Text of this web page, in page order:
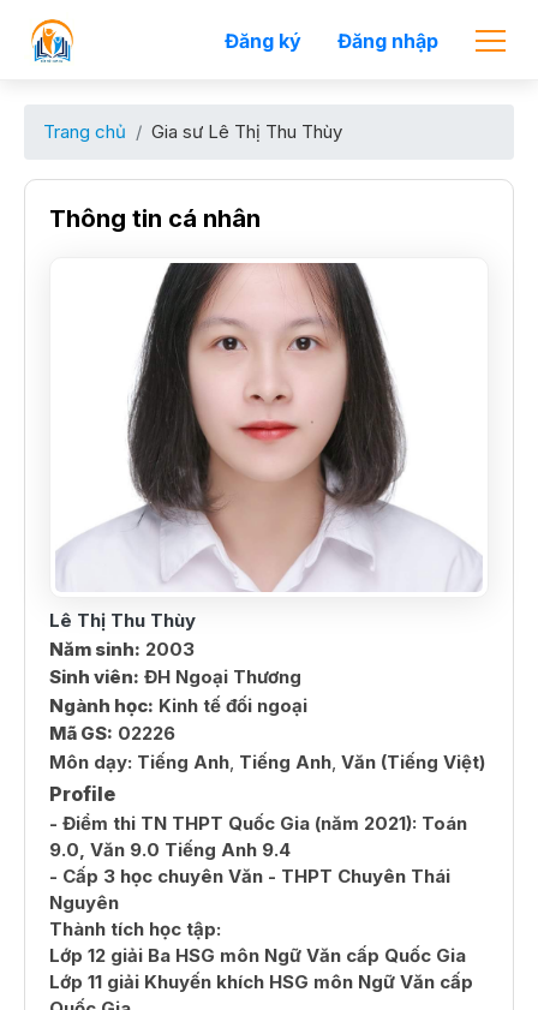
Đăng ký Đăng nhập
Trang chủ Gia sư Lê Thị Thu Thùy
Thông tin cá nhân
Lê Thị Thu Thùy
Năm sinh: 2003
Sinh viên: ĐH Ngoại Thương
Ngành học: Kinh tế đối ngoại
Mã GS: 02226
Môn dạy: Tiếng Anh, Tiếng Anh, Văn (Tiếng Việt)
Profile
- Điểm thi TN THPT Quốc Gia (năm 2021): Toán
9.0, Văn 9.0 Tiếng Anh 9.4
- Cấp 3 học chuyên Văn - THPT Chuyên Thái
Nguyên
Thành tích học tập:
Lớp 12 giải Ba HSG môn Ngữ Văn cấp Quốc Gia
Lớp 11 giải Khuyến khích HSG môn Ngữ Văn cấp